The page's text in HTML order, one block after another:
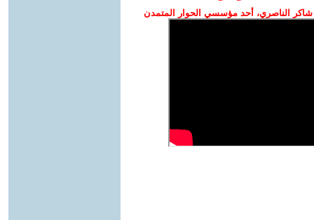
الناصري، أحد مؤسسي الحوار المتمدن